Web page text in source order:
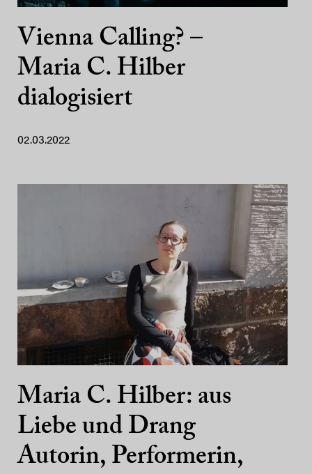
Vienna Calling? –
Maria C. Hilber
dialogisiert
02.03.2022
Maria C. Hilber: aus
Liebe und Drang
Autorin, Performerin,